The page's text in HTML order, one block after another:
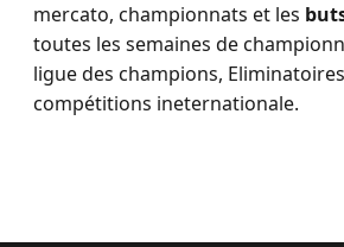
mercato, championnats et les
toutes les semaines de
ligue des champions,
compétitions ineternationale.